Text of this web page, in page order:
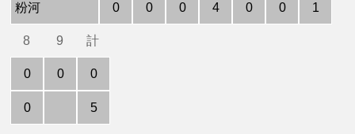
粉河 0 0 0 4 0 0 1
8
0
0
9
0
計
0
5